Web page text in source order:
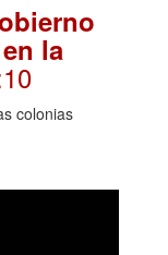
la
colonias